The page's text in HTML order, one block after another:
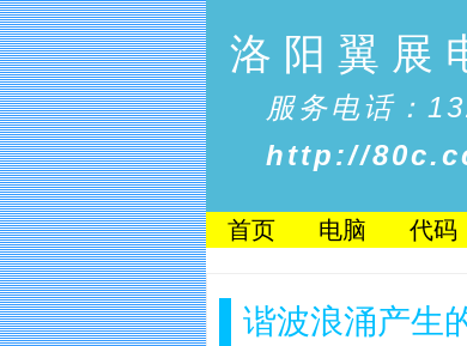
洛阳翼展
服务电话：
http://
首页 电脑 代码
谐波浪涌产生